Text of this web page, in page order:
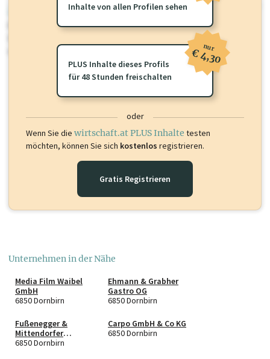
wirtschaft.at PLUS
Für dieses Profil gibt es zusätzlichewirtschaft.at PLUS Inhalte
Sie momentan nicht einsehen können. Schalten Sie dieses Profil frei
oder loggen Sie sich ein um diese Inhalte zu sehen.
Inhalte von allen Profilen sehen
PLUS Inhalte dieses Profils
für 48 Stunden freischalten
nur
€ 4,30
oder
Wenn Sie die wirtschaft.at PLUS Inhalte testen
möchten, können Sie sich kostenlos registrieren.
Gratis Registrieren
Unternehmen in der Nähe
Media Film Waibel
GmbH
6850 Dornbirn
Ehmann & Grabher
Gastro OG
6850 Dornbirn
Fußenegger &
Mittendorfer
Immobilien
6850 Dornbirn
Carpo GmbH & Co KG
6850 Dornbirn